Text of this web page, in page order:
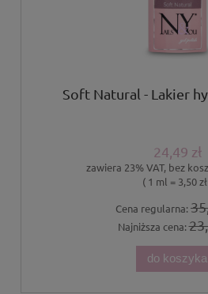
Soft Natural - Lakier
24,49 zł
zawiera 23% VAT, bez
( 1 ml = 3,50
Cena regularna:
Najniższa cena:
do koszyka